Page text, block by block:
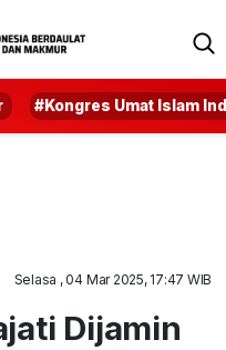
#Kongres Umat Islam
Selasa , 04 Mar 2025, 17:47 WIB
Dijamin